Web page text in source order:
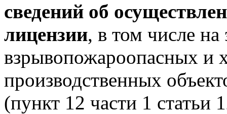
сведений об
лицензии, в том числе
взрывопожароопасных и
производственных
(пункт 12 части 1 статьи